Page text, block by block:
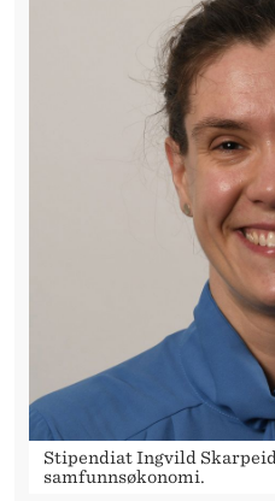
Stipendiat Ingvild
samfunnsøkonomi.